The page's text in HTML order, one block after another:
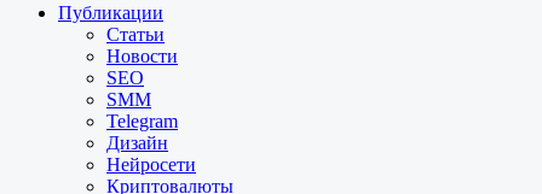
Публикации
Статьи
Новости
SEO
SMM
Telegram
Дизайн
Нейросети
Криптовалюты